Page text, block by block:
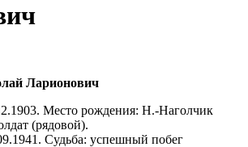
Ларионович
Место рождения: Н.-Наголчик
(рядовой).
Судьба: успешный побег